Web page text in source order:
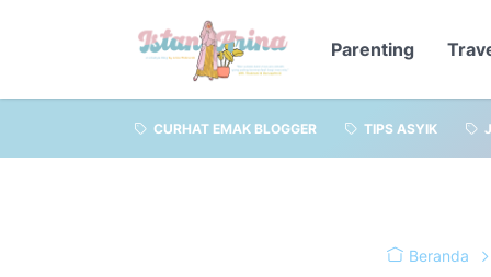
Parenting
CURHAT EMAK BLOGGER TIPS ASYIK
Beranda